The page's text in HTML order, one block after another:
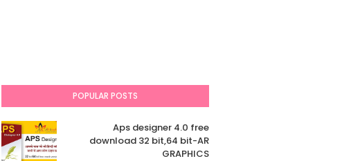
POPULAR POSTS
Aps designer 4.0 free
download 32 bit,64 bit-AR
GRAPHICS